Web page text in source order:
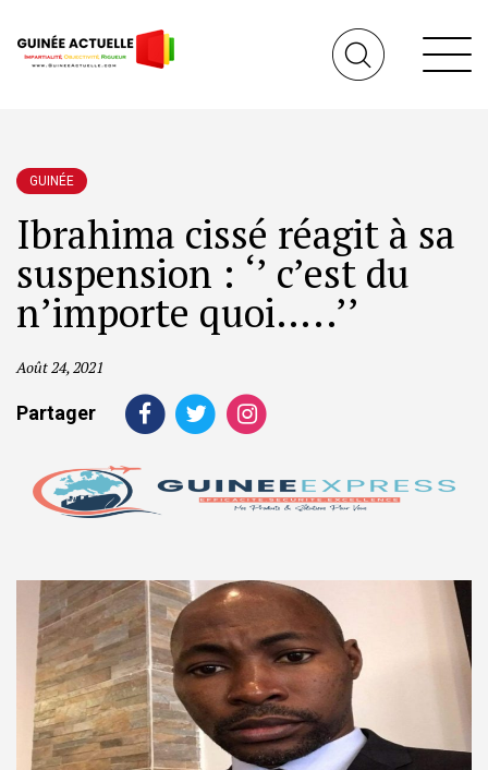
GUINÉE
Ibrahima cissé réagit à sa
suspension : ‘’ c’est du
n’importe quoi…..’’
Août 24, 2021
Partager